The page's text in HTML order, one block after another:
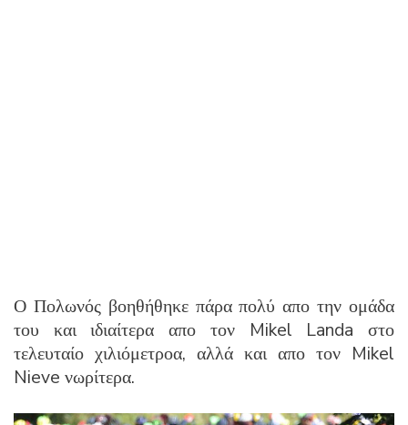
Ο Πολωνός βοηθήθηκε πάρα πολύ απο την ομάδα
του και ιδιαίτερα απο τον Mikel Landa στο
τελευταίο χιλιόμετροα, αλλά και απο τον Mikel
Nieve νωρίτερα.